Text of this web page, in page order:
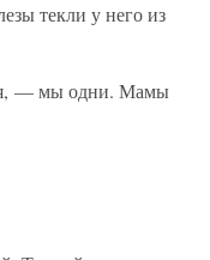
текли у него из
— мы одни. Мамы